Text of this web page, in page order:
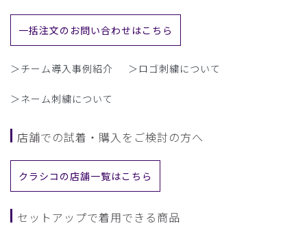
一括注文のお問い合わせはこちら
＞チーム導入事例紹介 ＞ロゴ刺繍について
＞ネーム刺繍について
店舗での試着・購入をご検討の方へ
クラシコの店舗一覧はこちら
セットアップで着用できる商品